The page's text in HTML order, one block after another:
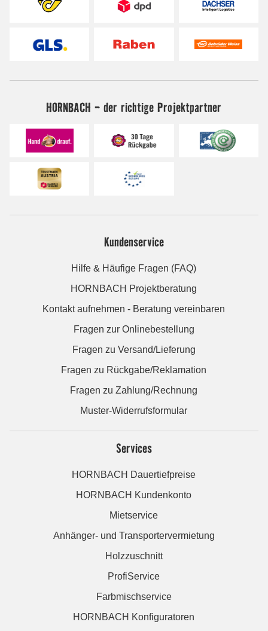
HORNBACH - der richtige Projektpartner
Kundenservice
Hilfe & Häufige Fragen (FAQ)
HORNBACH Projektberatung
Kontakt aufnehmen - Beratung vereinbaren
Fragen zur Onlinebestellung
Fragen zu Versand/Lieferung
Fragen zu Rückgabe/Reklamation
Fragen zu Zahlung/Rechnung
Muster-Widerrufsformular
Services
HORNBACH Dauertiefpreise
HORNBACH Kundenkonto
Mietservice
Anhänger- und Transportervermietung
Holzzuschnitt
ProfiService
Farbmischservice
HORNBACH Konfiguratoren